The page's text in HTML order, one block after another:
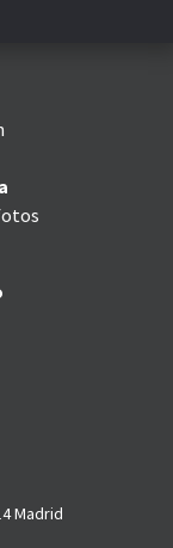
Madrid